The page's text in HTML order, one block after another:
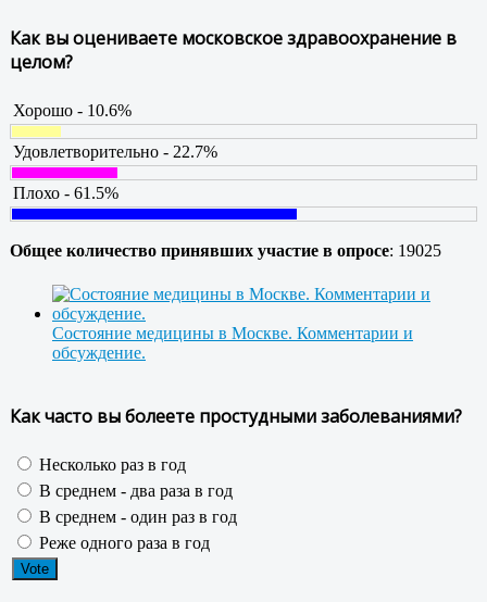
Как вы оцениваете московское здравоохранение в
целом?
Хорошо - 10.6%
Удовлетворительно - 22.7%
Плохо - 61.5%
Общее количество принявших участие в опросе: 19025
Состояние медицины в Москве. Комментарии и
обсуждение.
Как часто вы болеете простудными заболеваниями?
Несколько раз в год
В среднем - два раза в год
В среднем - один раз в год
Реже одного раза в год